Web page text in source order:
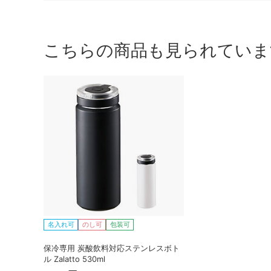
こちらの商品も見られてい
名入れ可 のし可 包装可
保冷専用 炭酸飲料対応ステンレスボト
ル Zalatto 530ml